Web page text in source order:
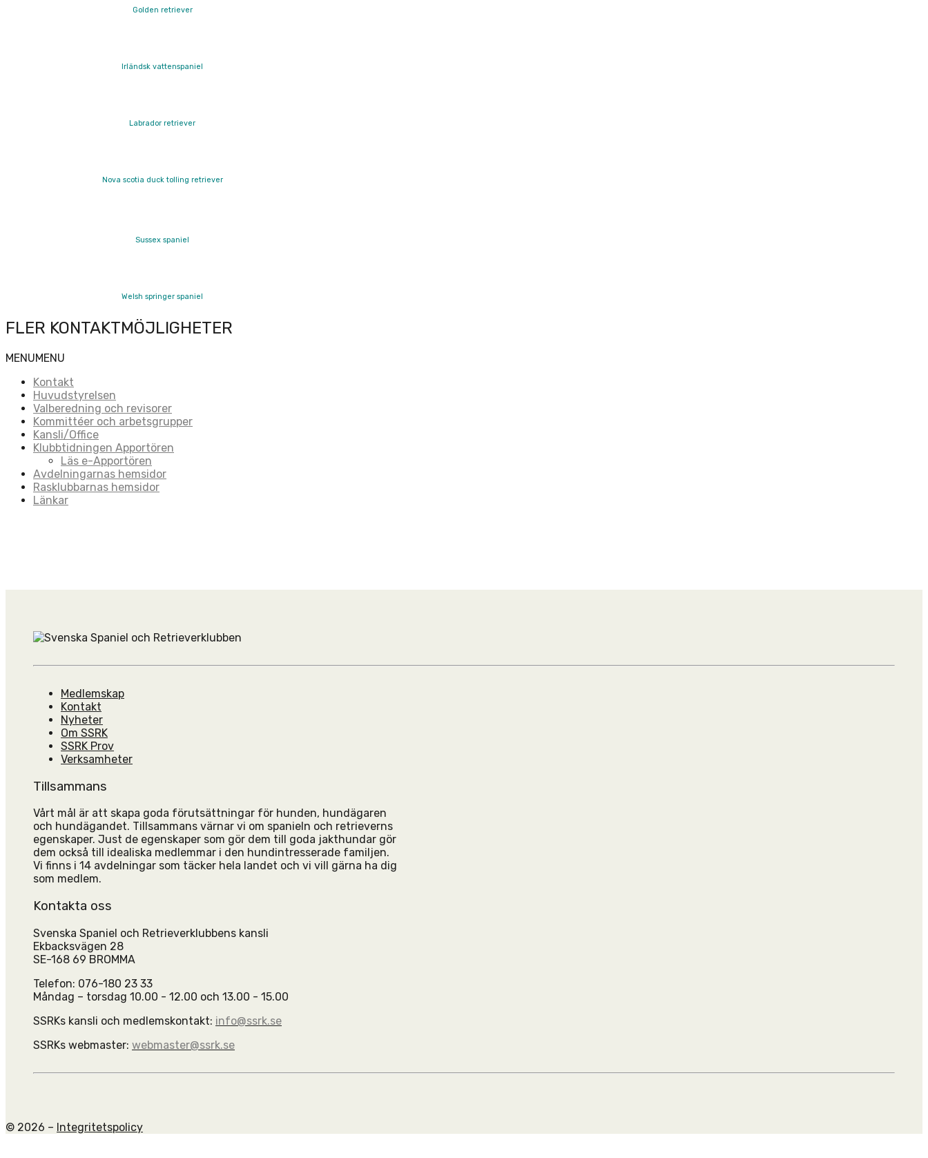
Golden retriever
Irländsk vattenspaniel
Labrador retriever
Nova scotia duck tolling retriever
Sussex spaniel
Welsh springer spaniel
FLER KONTAKTMÖJLIGHETER
MENUMENU
Kontakt
Huvudstyrelsen
Valberedning och revisorer
Kommittéer och arbetsgrupper
Kansli/Office
Klubbtidningen Apportören
Läs e-Apportören
Avdelningarnas hemsidor
Rasklubbarnas hemsidor
Länkar
Medlemskap
Kontakt
Nyheter
Om SSRK
SSRK Prov
Verksamheter
Tillsammans
Vårt mål är att skapa goda förutsättningar för hunden, hundägaren
och hundägandet. Tillsammans värnar vi om spanieln och retrieverns
egenskaper. Just de egenskaper som gör dem till goda jakthundar gör
dem också till idealiska medlemmar i den hundintresserade familjen.
Vi finns i 14 avdelningar som täcker hela landet och vi vill gärna ha dig
som medlem.
Kontakta oss
Svenska Spaniel och Retrieverklubbens kansli
Ekbacksvägen 28
SE-168 69 BROMMA
Telefon: 076-180 23 33
Måndag – torsdag 10.00 - 12.00 och 13.00 - 15.00
SSRKs kansli och medlemskontakt: info@ssrk.se
SSRKs webmaster: webmaster@ssrk.se
© 2026 – Integritetspolicy